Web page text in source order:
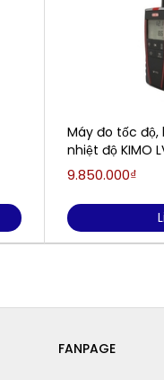
Máy đo tốc độ,
nhiệt độ KIMO
-20~+80°C)
9.850.000₫
FANPAGE